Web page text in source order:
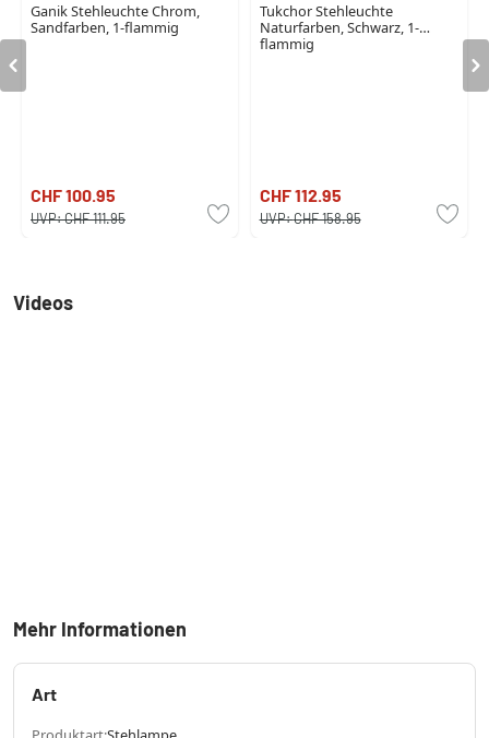
Ganik Stehleuchte Chrom,
Sandfarben, 1-flammig
CHF 100.95
UVP:CHF 111.95
Tukchor Stehleuchte
Naturfarben, Schwarz, 1-
flammig
CHF 112.95
UVP:CHF 158.95
Videos
Mehr Informationen
Art